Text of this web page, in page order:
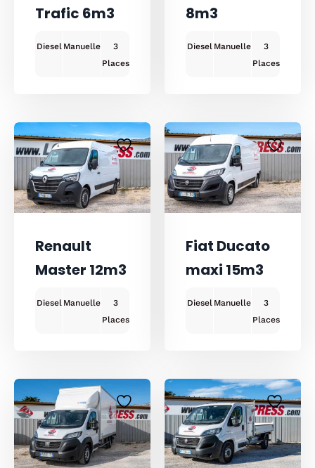
Trafic 6m3
Diesel Manuelle 3
8m3
Diesel Manuelle 3
Renault
Master 12m3
Diesel Manuelle 3
Fiat Ducato
maxi 15m3
Diesel Manuelle 3